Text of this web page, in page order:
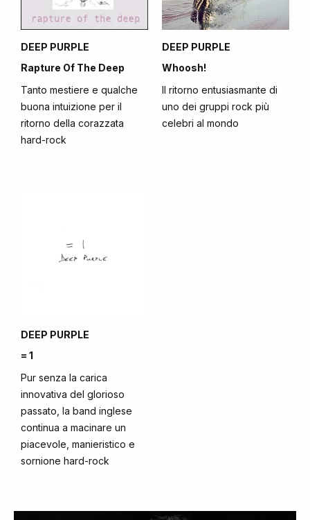
DEEP PURPLE
Rapture Of The Deep
Tanto mestiere e qualche
buona intuizione per il
ritorno della corazzata
hard-rock
DEEP PURPLE
Whoosh!
Il ritorno entusiasmante di
uno dei gruppi rock più
celebri al mondo
DEEP PURPLE
= 1
Pur senza la carica
innovativa del glorioso
passato, la band inglese
continua a macinare un
piacevole, manieristico e
sornione hard-rock